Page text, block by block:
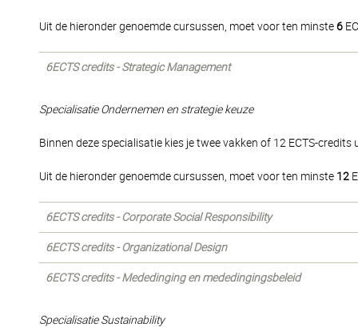
Uit de hieronder genoemde cursussen, moet voor ten minste6
6ECTS credits - Strategic Management
Specialisatie Ondernemen en strategie keuze
Binnen deze specialisatie kies je twee vakken of 12 ECTS-
Uit de hieronder genoemde cursussen, moet voor ten minste 12
6ECTS credits - Corporate Social Responsibility
6ECTS credits - Organizational Design
6ECTS credits - Mededinging en mededingingsbeleid
Specialisatie Sustainability